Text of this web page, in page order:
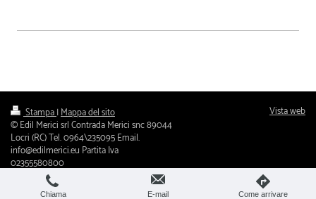
Stampa|Mappa del sito
© Edil Merici srl Contrada Merici snc 89044
Locri (RC) Tel. 0964\235095 Email.
info@edilmerici.eu Partita Iva
02355580800
Vista web
Chiama E-mail Come arrivare